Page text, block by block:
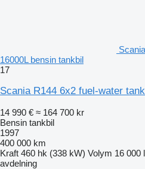
16000L bensin tankbil
17
Scania R144 6x2 fuel-water
14 990 € ≈ 164 700 kr
Bensin tankbil
1997
400 000 km
Kraft 460 hk (338 kW) Volym 16 000 l
avdelning